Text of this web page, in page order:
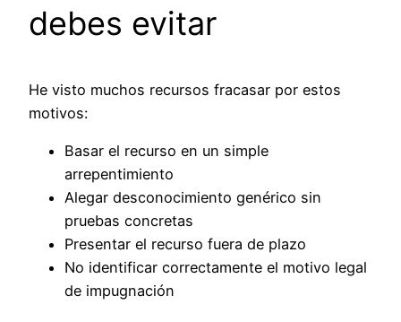
debes evitar
He visto muchos recursos fracasar por estos
motivos:
Basar el recurso en un simple
arrepentimiento
Alegar desconocimiento genérico sin
pruebas concretas
Presentar el recurso fuera de plazo
No identificar correctamente el motivo legal
de impugnación